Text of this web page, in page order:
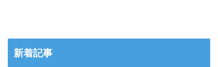
新着記事